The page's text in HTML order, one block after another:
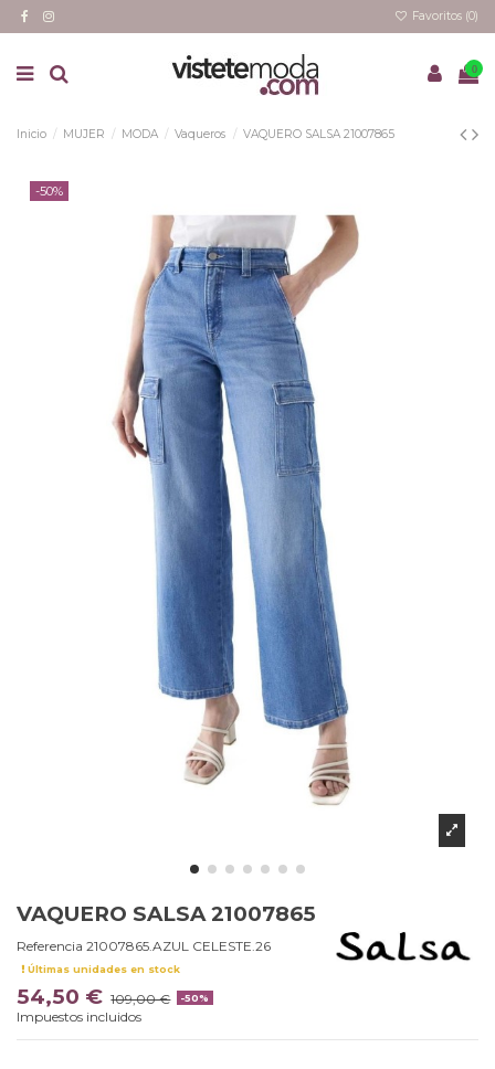
Favoritos (0)
0
Inicio MUJER MODA Vaqueros VAQUERO SALSA 21007865
-50%
VAQUERO SALSA 21007865
Referencia 21007865.AZUL CELESTE.26
Últimas unidades en stock
54,50 € 109,00 € -50%
Impuestos incluidos